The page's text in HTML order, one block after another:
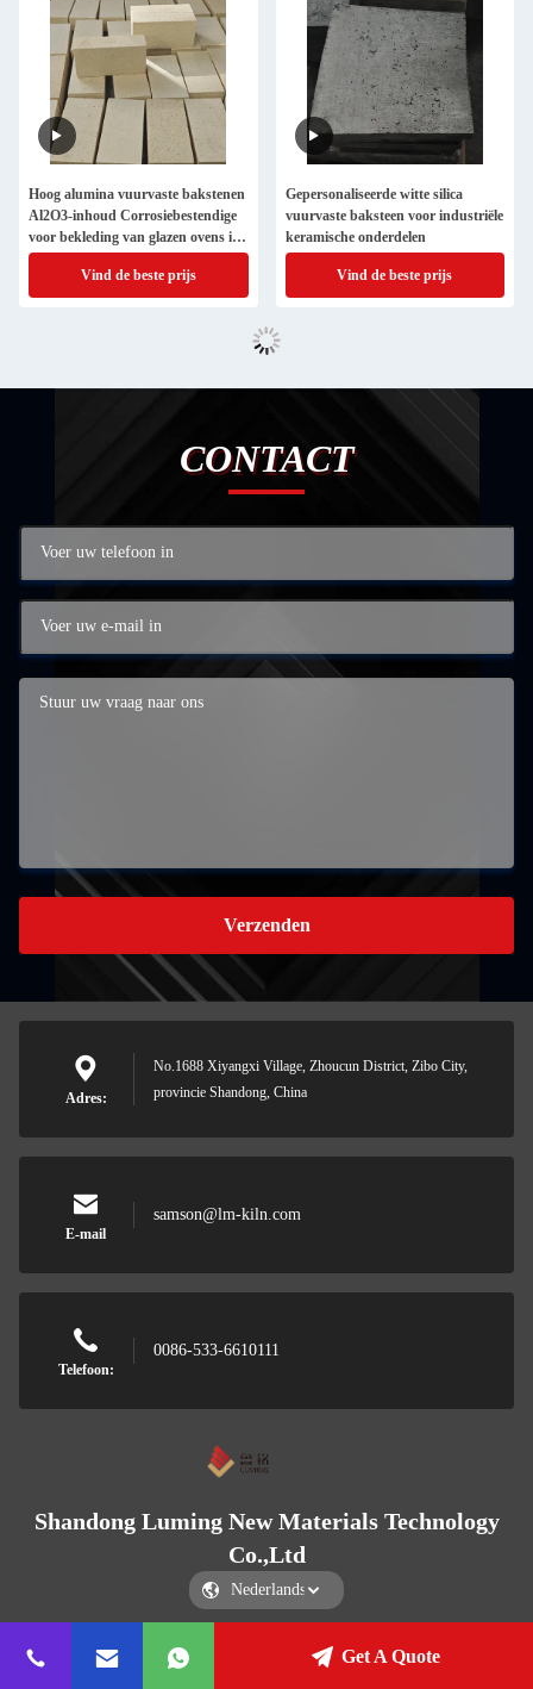
Hoog alumina vuurvaste bakstenen
Al2O3-inhoud Corrosiebestendige
voor bekleding van glazen ovens in
wit of op maat
Vind de beste prijs
Gepersonaliseerde witte silica
vuurvaste baksteen voor industriële
keramische onderdelen
Vind de beste prijs
CONTACT
Verzenden
Adres:
No.1688 Xiyangxi Village, Zhoucun District, Zibo City,
provincie Shandong, China
E-mail
samson@lm-kiln.com
Telefoon:
0086-533-6610111
Shandong Luming New Materials Technology
Co.,Ltd
Shandong Luming New Materials Technology Co.,Ltd
Get A Quote